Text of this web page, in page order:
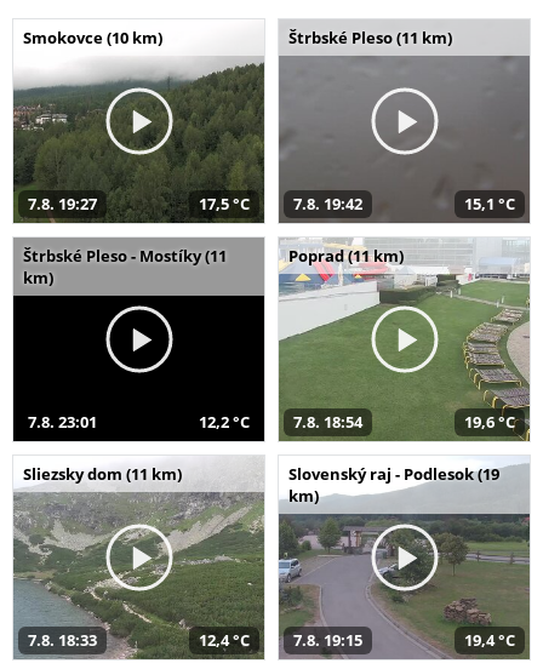
Smokovce (10 km)
7.8. 19:27 17,5 °C
Štrbské Pleso (11 km)
7.8. 19:42 15,1 °C
Štrbské Pleso - Mostíky (11
km)
7.8. 23:01 12,2 °C
Poprad (11 km)
7.8. 18:54 19,6 °C
Sliezsky dom (11 km)
7.8. 18:33 12,4 °C
Slovenský raj - Podlesok (19
km)
7.8. 19:15 19,4 °C